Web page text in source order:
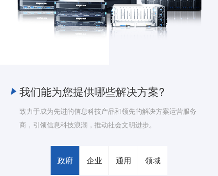
我们能为您提供哪些解决方案?
致力于成为先进的信息科技产品和领先的解决方案运营服务
商，引领信息科技浪潮，推动社会文明进步。
政府 企业 通用 领域